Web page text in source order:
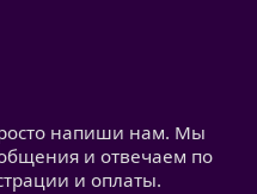
напиши нам. Мы
и отвечаем по
и оплаты.